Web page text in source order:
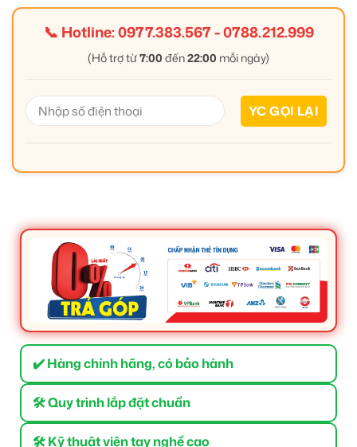
📞 Hotline:0977.383.567-0788.212.999
(Hỗ trợ từ7:00 đến22:00 mỗi ngày)
✔️ Hàng chính hãng, có bảo hành
🛠 Quy trình lắp đặt chuẩn
🛠 Kỹ thuật viên tay nghề cao